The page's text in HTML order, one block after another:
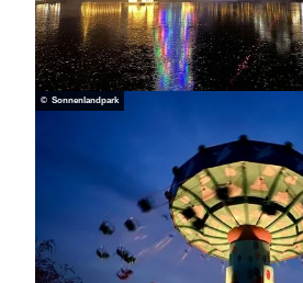
© Sonnenlandpark